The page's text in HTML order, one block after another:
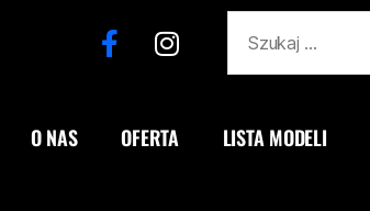
O NAS OFERTA LISTA MODELI